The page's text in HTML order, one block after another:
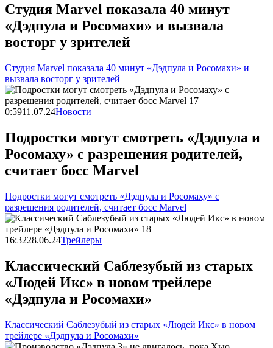
Студия Marvel показала 40 минут
«Дэдпула и Росомахи» и вызвала
восторг у зрителей
Студия Marvel показала 40 минут «Дэдпула и Росомахи» и
вызвала восторг у зрителей
0:5911.07.24Новости
Подростки могут смотреть «Дэдпула и
Росомаху» с разрешения родителей,
считает босс Marvel
Подростки могут смотреть «Дэдпула и Росомаху» с
разрешения родителей, считает босс Marvel
16:3228.06.24Трейлеры
Классический Саблезубый из старых
«Людей Икс» в новом трейлере
«Дэдпула и Росомахи»
Классический Саблезубый из старых «Людей Икс» в новом
трейлере «Дэдпула и Росомахи»